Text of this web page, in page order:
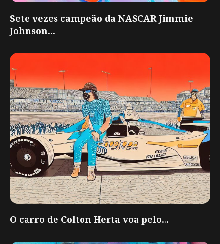
Sete vezes campeão da NASCAR Jimmie
Johnson...
O carro de Colton Herta voa pelo...